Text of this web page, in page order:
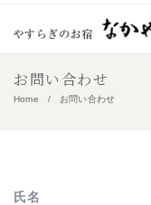
お問い合わせ
Home お問い合わせ
氏名